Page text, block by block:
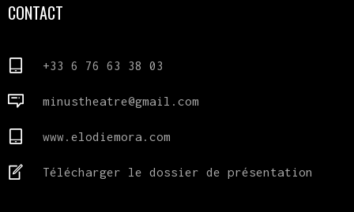
CONTACT
+33 6 76 63 38 03
minustheatre@gmail.com
www.elodiemora.com
Télécharger le dossier de présentation